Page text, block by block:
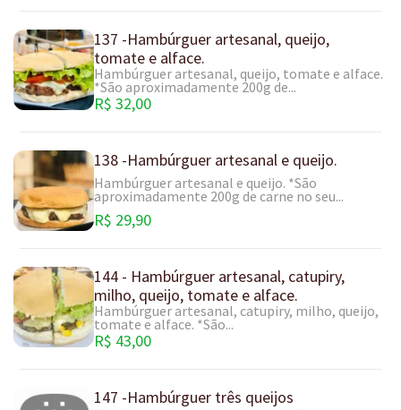
137 -Hambúrguer artesanal, queijo,
tomate e alface.
Hambúrguer artesanal, queijo, tomate e alface.
*São aproximadamente 200g de...
R$ 32,00
138 -Hambúrguer artesanal e queijo.
Hambúrguer artesanal e queijo. *São
aproximadamente 200g de carne no seu...
R$ 29,90
144 - Hambúrguer artesanal, catupiry,
milho, queijo, tomate e alface.
Hambúrguer artesanal, catupiry, milho, queijo,
tomate e alface. *São...
R$ 43,00
147 -Hambúrguer três queijos